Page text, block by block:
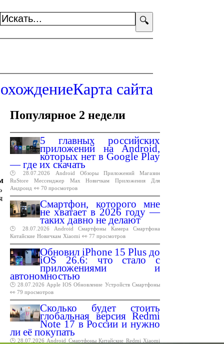
🔍
Карта сайта
Популярное 2 недели
5 главных российских
приложений на Android,
которых нет в Google Play
— где их скачать
🕑 28.07.2026 Android Обзоры Приложений
Магазин
RuStore
Мессенджер Max Новичкам Приложения
Для
Андроид 👀 70 просмотров
Смартфон, которого мне
не хватает в 2026 году —
таких давно не делают
🕑 28.07.2026 Android Смартфоны Камера
Смартфона
Китайские Новичкам Xiaomi 👀 77 просмотров
Обновил iPhone 15 Plus до
iOS 26.6: что стало с
приложениями и
автономностью
🕑 28.07.2026 Apple IOS Обновление Устройств Смартфоны
👀 79 просмотров
Сколько будет стоить
глобальная версия Redmi
Note 17 в России и нужно
ли её покупать
🕑 28.07.2026 Android Смартфоны Китайские Redmi Xiaomi